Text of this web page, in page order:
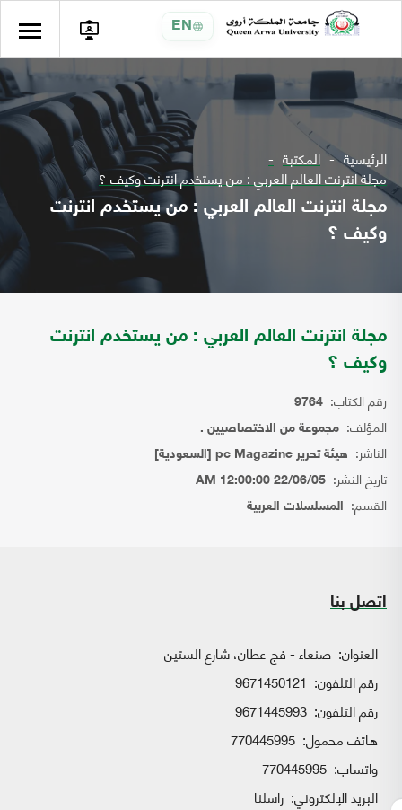
EN
الرئيسية المكتبة
مجلة انترنت العالم العربي : من يستخدم انترنت وكيف ؟
مجلة انترنت العالم العربي : من يستخدم انترنت
وكيف ؟
مجلة انترنت العالم العربي : من يستخدم انترنت
وكيف ؟
رقم الكتاب: 9764
المؤلف: مجموعة من الاختصاصيين .
الناشر: هيئة تحرير pc Magazine [السعودية]
تاريخ النشر: 22/06/05 12:00:00 AM
القسم: المسلسلات العربية
اتصل بنا
العنوان: صنعاء - فج عطان، شارع الستين
رقم التلفون: 9671450121
رقم التلفون: 9671445993
هاتف محمول: 770445995
واتساب:
البريد الإلكتروني: راسلنا